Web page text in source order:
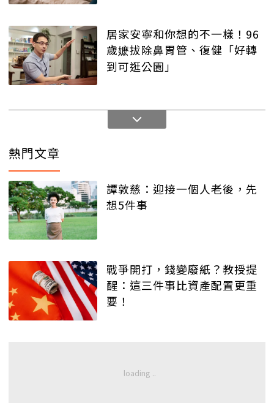
居家安寧和你想的不一樣！96
歲嬷拔除鼻胃管、復健「好轉
到可逛公園」
熱門文章
譚敦慈：迎接一個人老後，先
想5件事
戰爭開打，錢變廢紙？教授提
醒：這三件事比資產配置更重
要！